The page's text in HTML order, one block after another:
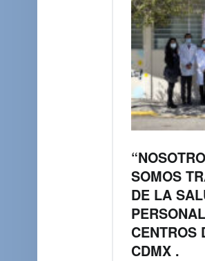
SOMOS
DE LA
CENTROS
CDMX .